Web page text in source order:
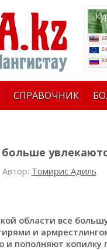
СПРАВОЧНИК
Томирис Адиль
области все
и
пополняют копилку